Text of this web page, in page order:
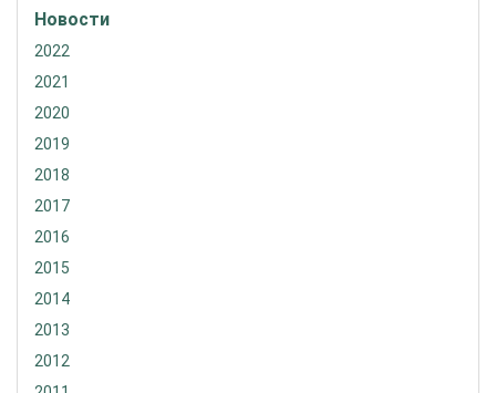
Новости
2022
2021
2020
2019
2018
2017
2016
2015
2014
2013
2012